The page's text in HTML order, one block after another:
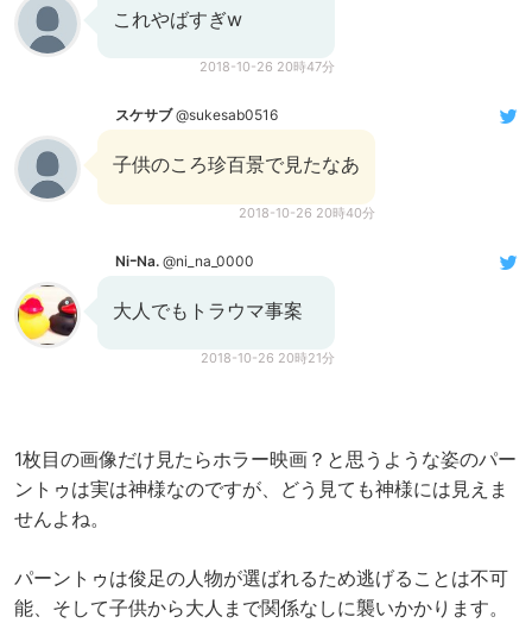
これやばすぎw
2018-10-26 20時47分
スケサブ@sukesab0516
子供のころ珍百景で見たなあ
2018-10-26 20時40分
NiｰNa. @ni_na_0000
大人でもトラウマ事案
2018-10-26 20時21分
1枚目の画像だけ見たらホラー映画？と思うような姿のパー
ントゥは実は神様なのですが、どう見ても神様には見えま
せんよね。
パーントゥは俊足の人物が選ばれるため逃げることは不可
能、そして子供から大人まで関係なしに襲いかかります。